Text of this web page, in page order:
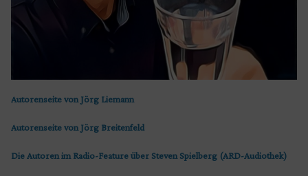
Autorenseite von Jörg Liemann
Autorenseite von Jörg Breitenfeld
Die Autoren im Radio-Feature über Steven Spielberg (ARD-Audiothek)